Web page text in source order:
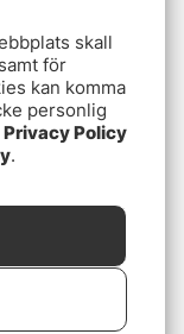
skall
för
kan komma
personlig
Privacy Policy
.